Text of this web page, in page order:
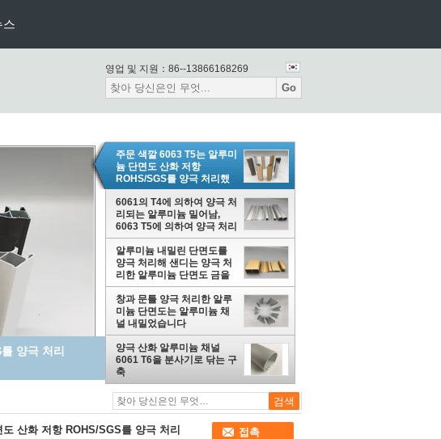
스
영업 및 지원： 86--13866168269
Go
에 의하여
주문 색깔 6063 T5는 알루미
늄 단면도 산화 저항
ROHS/SGS를 양극 처리했
습니다
6061의 T4에 의하여 양극 처
리되는 알루미늄 밀어남,
6063 T5에 의하여 양극 처리
되는 알루미늄 채널
알루미늄 내밀린 단면도를
양극 처리해 샌디는 양극 처
리한 알루미늄 단면도 금을
폭파핬습니다
창과 문틀 양극 처리한 알루
미늄 단면도는 알루미늄 채
널 내밀었습니다
양극 산화 알루미늄 채널
6061 T6을 분사기로 닦는 구
축
산화 저항 ROHS/SGS를 양극 처리
접촉